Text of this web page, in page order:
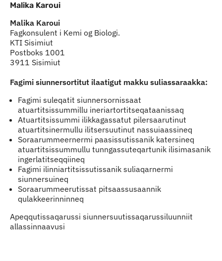
Malika Karoui
Malika Karoui
Fagkonsulent i Kemi og Biologi.
KTI Sisimiut
Postboks 1001
3911 Sisimiut
Fagimi siunnersortitut ilaatigut makku suliassaraakka:
Fagimi suleqatit siunnersornissaat
atuartitsissummillu ineriartortitseqataanissaq
Atuartitsissummi ilikkagassatut pilersaarutinut
atuartitsinermullu ilitsersuutinut nassuiaassineq
Soraarummeernermi paasissutissanik katersineq
atuartitsissummullu tunngassuteqartunik ilisimasanik
ingerlatitseqqiineq
Fagimi ilinniartitsissutissanik suliaqarnermi
siunnersuineq
Soraarummeerutissat pitsaassusaannik
qulakkeerinninneq
Apeqqutissaqarussi siunnersuutissaqarussiluunniit
allassinnaavusi